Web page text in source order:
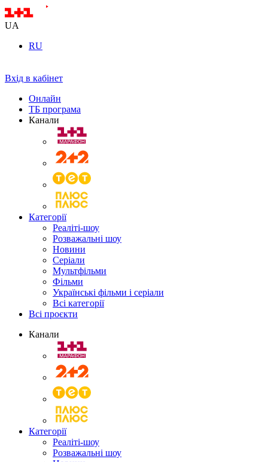
UA
RU
Вхід в кабінет
Онлайн
ТБ програма
Канали
Категорії
Реаліті-шоу
Розважальні шоу
Новини
Серіали
Мультфільми
Фільми
Українські фільми і серіали
Всі категорії
Всі проєкти
Канали
Категорії
Реаліті-шоу
Розважальні шоу